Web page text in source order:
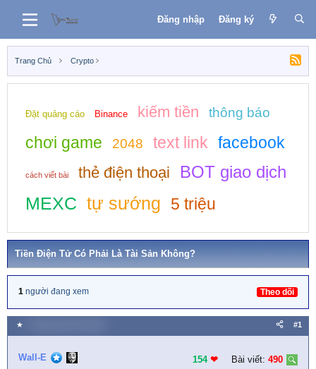
Đăng nhập Đăng ký
Trang Chủ Crypto
Đặt quảng cáo Binance kiếm tiền thông báo
chơi game 2048 text link facebook
cách viết bài thẻ điện thoại BOT giao dịch
MEXC tự sướng 5 triệu
Tiền Điện Tử Có Phải Là Tài Sản Không?
1 người đang xem Theo dõi
★ #1
Wall-E 154 ❤︎ Bài viết: 490